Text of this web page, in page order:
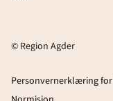
© Region Agder
Personvernerklæring